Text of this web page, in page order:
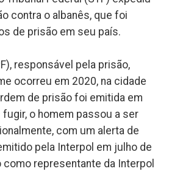
contra o albanês, que foi
de prisão em seu país.
responsável pela prisão,
ocorreu em 2020, na cidade
de prisão foi emitida em
o homem passou a ser
com um alerta de
pela Interpol em julho de
como representante da Interpol